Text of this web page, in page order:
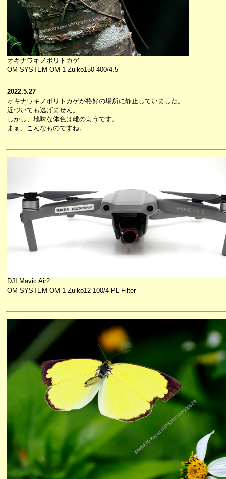
オキナワキノボリトカゲ
OM SYSTEM OM-1 Zuiko150-400/4.5
2022.5.27
オキナワキノボリトカゲが格好の場所に静止していました。
近づいても逃げません。
しかし、地味な体色は雌のようです。
まぁ、こんなものですね。
DJI Mavic Air2
OM SYSTEM OM-1 Zuiko12-100/4 PL-Filter